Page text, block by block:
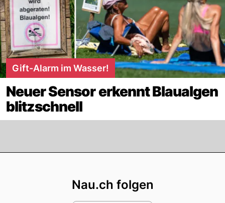
Gift-Alarm im Wasser!
Neuer Sensor erkennt Blaualgen
blitzschnell
Nau.ch folgen